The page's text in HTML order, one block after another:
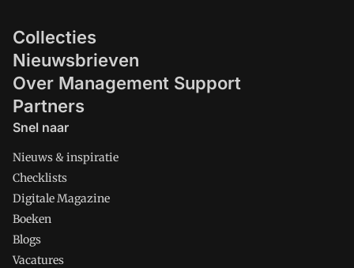
Collecties
Nieuwsbrieven
Over Management Support
Partners
Snel naar
Nieuws & inspiratie
Checklists
Digitale Magazine
Boeken
Blogs
Vacatures